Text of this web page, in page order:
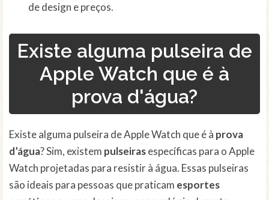
de design e preços.
Existe alguma pulseira de
Apple Watch que é à
prova d'água?
Existe alguma pulseira de Apple Watch que é à prova
d’água? Sim, existem pulseirasespecíficas para o Apple
Watch projetadas para resistir à água. Essas pulseiras
são ideais para pessoas que praticam esportes